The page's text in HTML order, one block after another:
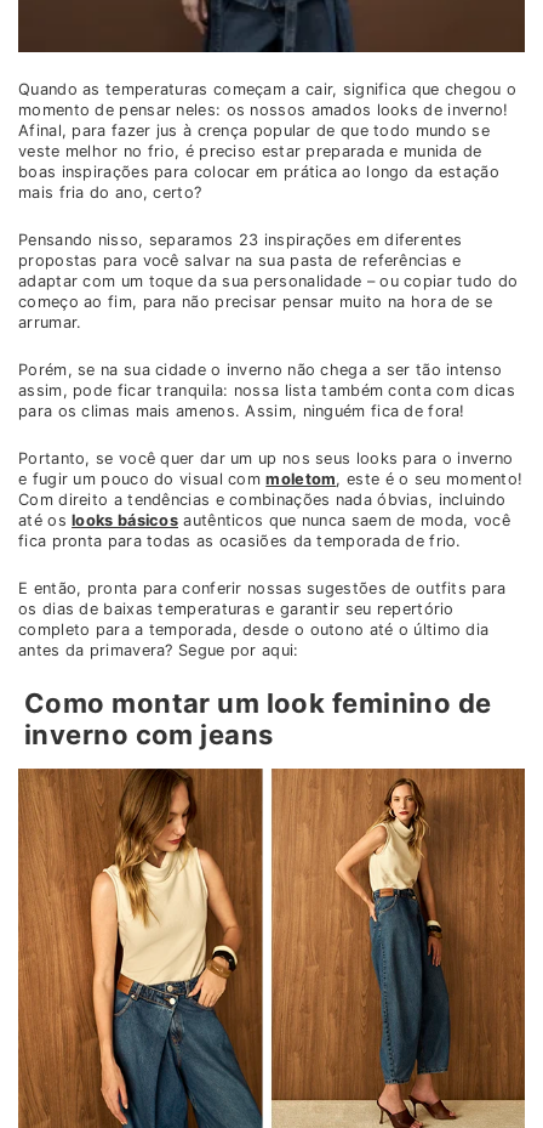
Quando as temperaturas começam a cair, significa que chegou o
momento de pensar neles: os nossos amados looks de inverno!
Afinal, para fazer jus à crença popular de que todo mundo se
veste melhor no frio, é preciso estar preparada e munida de
boas inspirações para colocar em prática ao longo da estação
mais fria do ano, certo?
Pensando nisso, separamos 23 inspirações em diferentes
propostas para você salvar na sua pasta de referências e
adaptar com um toque da sua personalidade – ou copiar tudo do
começo ao fim, para não precisar pensar muito na hora de se
arrumar.
Porém, se na sua cidade o inverno não chega a ser tão intenso
assim, pode ficar tranquila: nossa lista também conta com dicas
para os climas mais amenos. Assim, ninguém fica de fora!
Portanto, se você quer dar um up nos seus looks para o inverno
e fugir um pouco do visual commoletom, este é o seu momento!
Com direito a tendências e combinações nada óbvias, incluindo
até oslooks básicos autênticos que nunca saem de moda, você
fica pronta para todas as ocasiões da temporada de frio.
E então, pronta para conferir nossas sugestões de outfits para
os dias de baixas temperaturas e garantir seu repertório
completo para a temporada, desde o outono até o último dia
antes da primavera? Segue por aqui:
Como montar um look feminino de
inverno com jeans